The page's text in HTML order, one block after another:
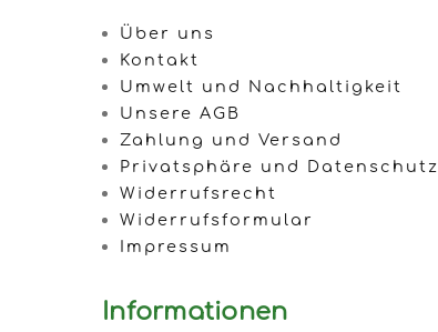
Über uns
Kontakt
Umwelt und Nachhaltigkeit
Unsere AGB
Zahlung und Versand
Privatsphäre und Datenschutz
Widerrufsrecht
Widerrufsformular
Impressum
Informationen